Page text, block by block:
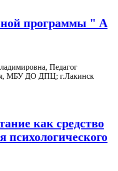
программы " А
Педагог
МБУ ДО ДПЦ; г.Лакинск
как средство
психологического